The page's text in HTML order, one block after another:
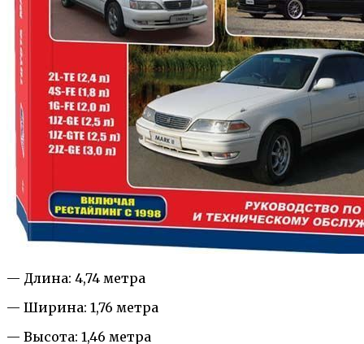
— Длина: 4,74 метра
— Ширина: 1,76 метра
— Высота: 1,46 метра